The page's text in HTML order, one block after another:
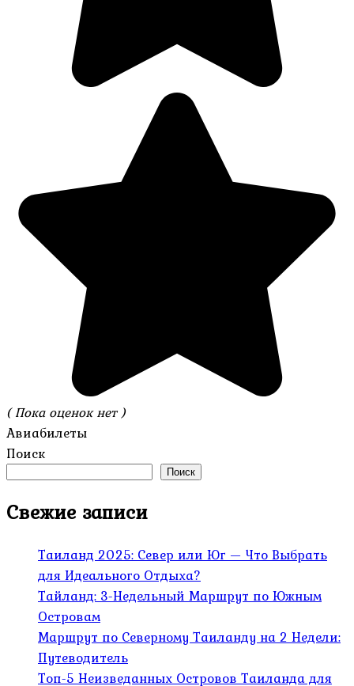
( Пока оценок нет )
Авиабилеты
Поиск
Поиск
Свежие записи
Таиланд 2025: Север или Юг — Что Выбрать
для Идеального Отдыха?
Тайланд: 3-Недельный Маршрут по Южным
Островам
Маршрут по Северному Таиланду на 2 Недели:
Путеводитель
Топ-5 Неизведанных Островов Таиланда для